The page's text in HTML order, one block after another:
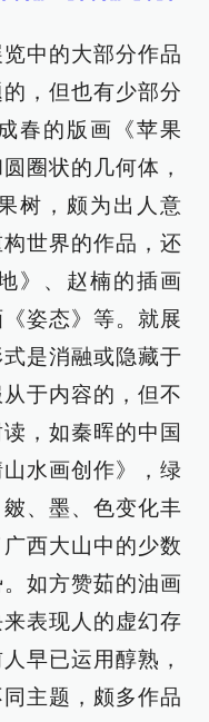
中的大部分作品
，但也有少部分
春的版画《苹果
圈状的几何体，
树，颇为出人意
世界的作品，还
》、赵楠的插画
《姿态》等。就展
是消融或隐藏于
于内容的，但不
，如秦晖的中国
水画创作》，绿
、墨、色变化丰
西大山中的少数
如方赞茹的油画
来表现人的虚幻存
早已运用醇熟，
主题，颇多作品